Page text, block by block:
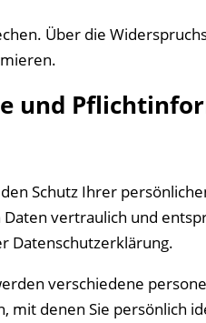
Über die
und
Schutz Ihrer
vertraulich und
Datenschutzerklärung.
verschiedene
mit denen Sie persönlich